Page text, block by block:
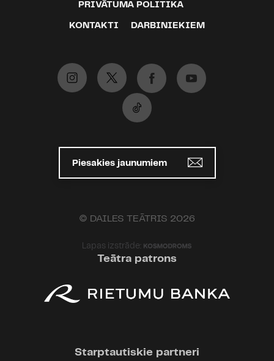
PRIVĀTUMA POLITIKA
KONTAKTI DARBINIEKIEM
Piesakies jaunumiem
© DAILES TEĀTRIS 2026
Lapas izstrāde:
Teātra patrons
Starptautiskie partneri